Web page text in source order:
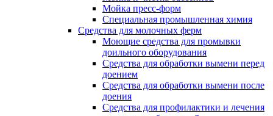
Мойка пресс-форм
Специальная промышленная химия
Средства для молочных ферм
Моющие средства для промывки
доильного оборудования
Средства для обработки вымени перед
доением
Средства для обработки вымени после
доения
Средства для профилактики и лечения